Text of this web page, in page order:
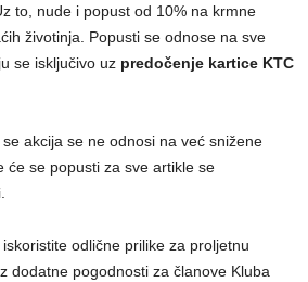
to, nude i popust od 10% na krmne
životinja. Popusti se odnose na sve
se isključivo uz predočenje kartice KTC
akcija se ne odnosi na već snižene
će se popusti za sve artikle se
odlične prilike za proljetnu
dodatne pogodnosti za članove Kluba